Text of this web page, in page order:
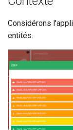
c
h
e
Listes de lecture
Mode Maintenance
Modèles de
Modèles de
Considérons
entités.